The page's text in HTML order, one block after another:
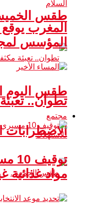
طقس
تطوان..
الاضطرابات
المغرب
المؤسس
طقس اليوم
مجتمع
مواد غذائية